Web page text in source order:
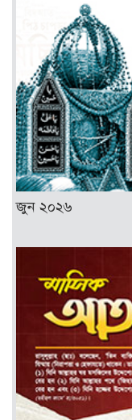
জুন ২০২৬